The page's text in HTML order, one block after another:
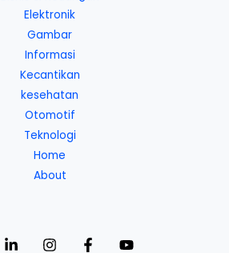
Elektronik
Gambar
Informasi
Kecantikan
kesehatan
Otomotif
Teknologi
Home
About